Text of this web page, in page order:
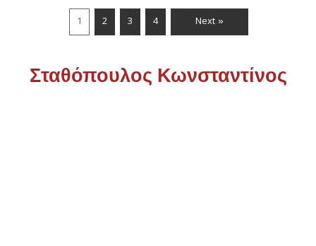
1 2 3 4 Next »
Σταθόπουλος Κωνσταντίνος